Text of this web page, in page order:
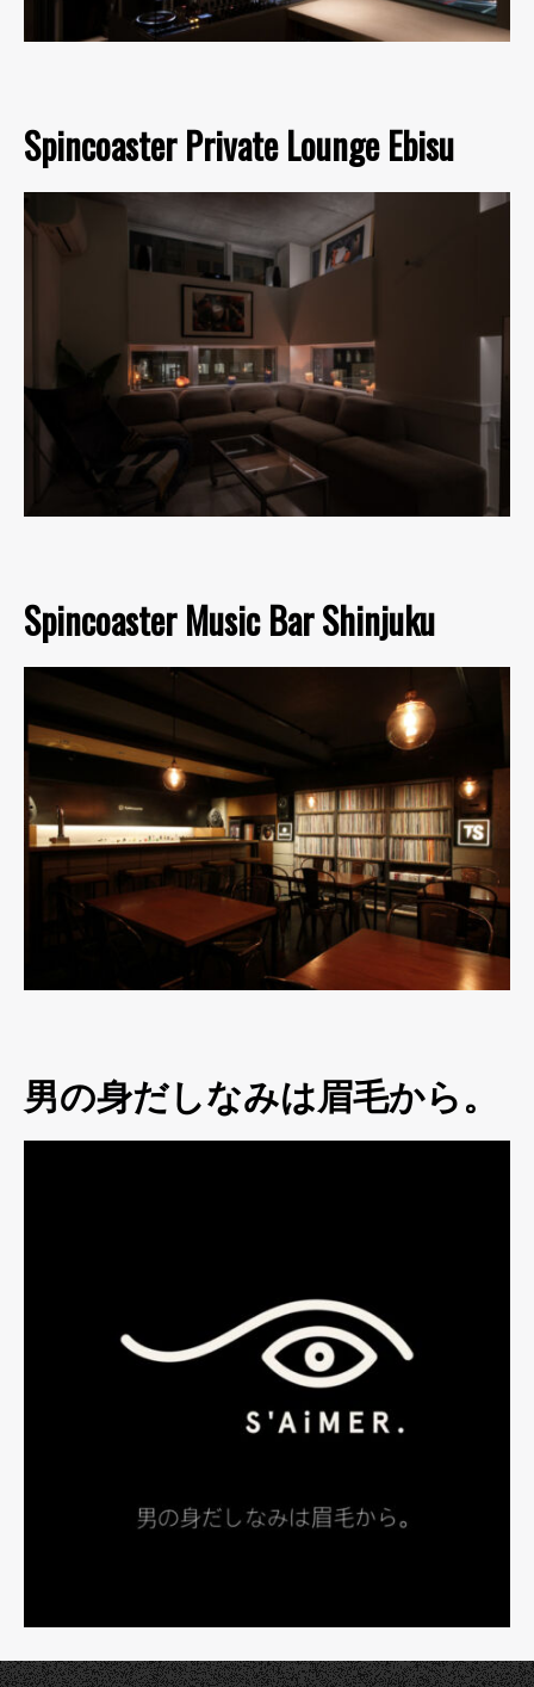
Spincoaster Private Lounge Ebisu
Spincoaster Music Bar Shinjuku
男の身だしなみは眉毛から。